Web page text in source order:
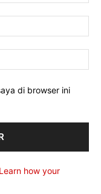
di browser ini
Learn how your